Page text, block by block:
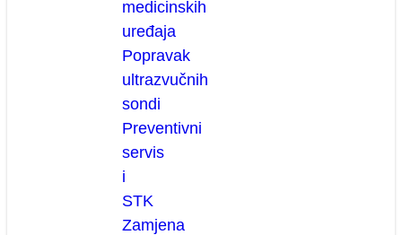
medicinskih
uređaja
Popravak
ultrazvučnih
sondi
Preventivni
servis
i
STK
Zamjena